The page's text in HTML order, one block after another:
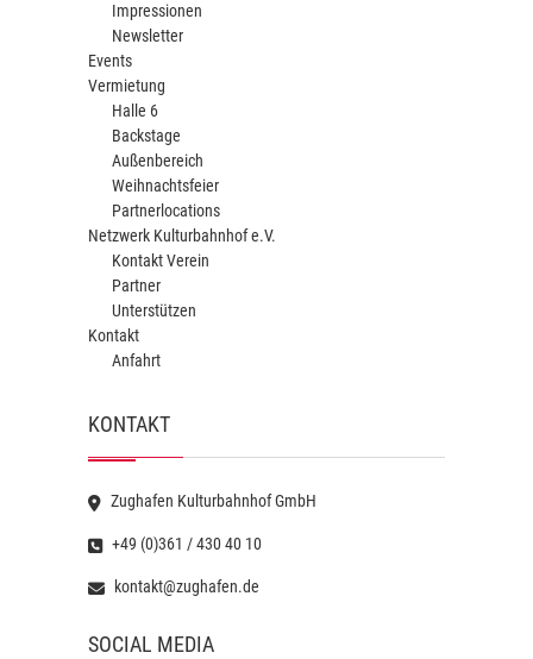
Impressionen
Newsletter
Events
Vermietung
Halle 6
Backstage
Außenbereich
Weihnachtsfeier
Partnerlocations
Netzwerk Kulturbahnhof e.V.
Kontakt Verein
Partner
Unterstützen
Kontakt
Anfahrt
KONTAKT
Zughafen Kulturbahnhof GmbH
+49 (0)361 / 430 40 10
kontakt@zughafen.de
SOCIAL MEDIA